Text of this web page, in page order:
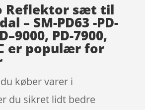
Reflektor sæt til
– SM-PD63 -PD-
PD-7900,
er populær for
køber varer i
du sikret lidt bedre